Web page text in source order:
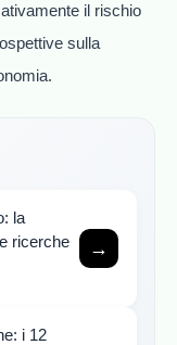
il rischio
sulla
la
ricerche
→
i 12